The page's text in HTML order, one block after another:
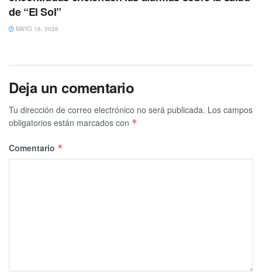
de “El Sol”
MAYO 16, 2026
Deja un comentario
Tu dirección de correo electrónico no será publicada. Los campos
obligatorios están marcados con *
Comentario *